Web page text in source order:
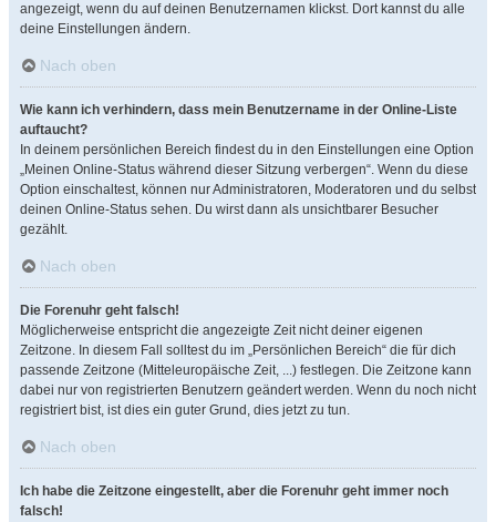
angezeigt, wenn du auf deinen Benutzernamen klickst. Dort kannst du alle
deine Einstellungen ändern.
Nach oben
Wie kann ich verhindern, dass mein Benutzername in der Online-Liste
auftaucht?
In deinem persönlichen Bereich findest du in den Einstellungen eine Option
„Meinen Online-Status während dieser Sitzung verbergen“. Wenn du diese
Option einschaltest, können nur Administratoren, Moderatoren und du selbst
deinen Online-Status sehen. Du wirst dann als unsichtbarer Besucher
gezählt.
Nach oben
Die Forenuhr geht falsch!
Möglicherweise entspricht die angezeigte Zeit nicht deiner eigenen
Zeitzone. In diesem Fall solltest du im „Persönlichen Bereich“ die für dich
passende Zeitzone (Mitteleuropäische Zeit, ...) festlegen. Die Zeitzone kann
dabei nur von registrierten Benutzern geändert werden. Wenn du noch nicht
registriert bist, ist dies ein guter Grund, dies jetzt zu tun.
Nach oben
Ich habe die Zeitzone eingestellt, aber die Forenuhr geht immer noch
falsch!